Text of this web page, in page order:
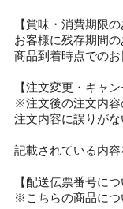
【賞味・消費期限
お客様に残存期間
商品到着時点での
【注文変更・キャ
※注文後の注文内容
注文内容に誤りが
記載されている内
【配送伝票番号につ
※こちらの商品につ